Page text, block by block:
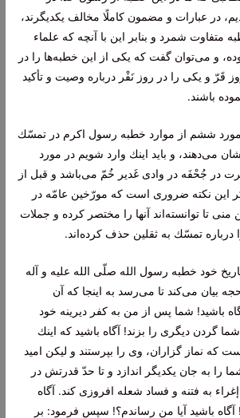
در عبارات و مضمون كاملًا مخالف یكدیگرند،
متفاوت شمرد و بنابر این با آنچه كه علماء
و مى‌توان گفت كه یكى از این خطبه‌ها را در
قَرّ و یكى را در روز نَفْر درباره وصیت و تأكید
باشند.
مورد ششم از موارد خطبه رسول اكرم در تمسّك
مى‌دهند، و باید اینك وارد شویم در مورد
در جُحْفَه در وادى غَدیر خُمّ‌ مى‌باشد و قبل از
این نكته ضرورى است كه مورّخین عامّه در
تا توانسته‌اند آنها را مختصر كرده و جملات
درباره تمسّك به ثقلین حذف كرده‌اند.
خود خطبه رسول الله صلّى الله علیه و آله
بیان مى‌كند تا مى‌رسد به اینجا كه آن
باشید! شما پس از من به كفر دیرینه خود
گردن دیگرى را بزند! آگاه باشید كه اینك
كه نماز گزاران، وى را بپرستند و لیكن امید
را به جان یكدیگر اندازد و تا حدّ قدرتش در
به فتنه و فساد شعله افروزى كند. آگاه
آگاه باشید آیا من رساندم؟! سپس فرمود: بر